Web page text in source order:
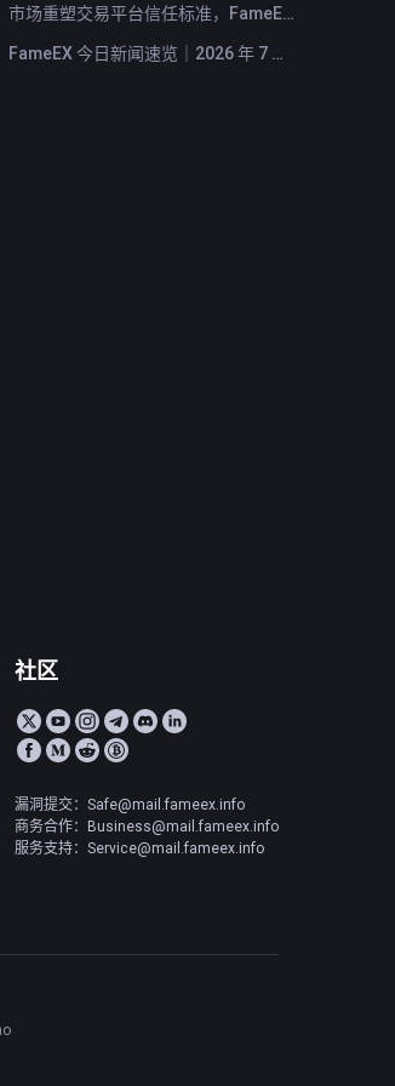
市场重塑交易平台信任标准，FameEX 以八年稳健运营持续服务全球用户
FameEX 今日新闻速览｜2026 年 7 月 28 日
社区
漏洞提交：Safe@mail.fameex.info
商务合作：Business@mail.fameex.info
服务支持：Service@mail.fameex.info